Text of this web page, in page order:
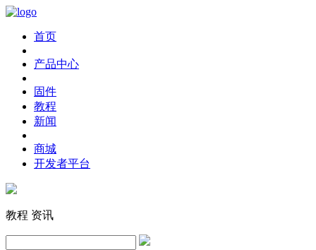
首页
产品中心
固件
教程
新闻
商城
开发者平台
教程 资讯